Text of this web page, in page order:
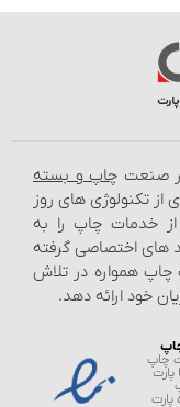
چاپ و بسته‌
های روز
چاپ را به
گرفته
در تلاش
دهد.